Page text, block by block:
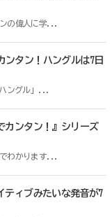
の偉人に学...
ンタン！ハングルは7日
ングル」...
カンタン！』シリーズ
わかります...
ティブみたいな発音が7